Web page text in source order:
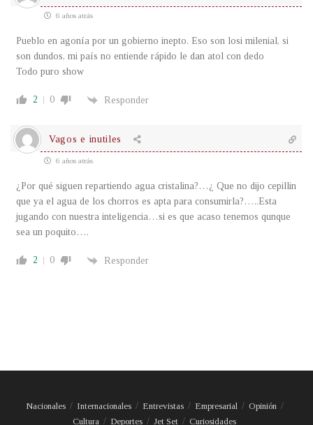
6 años atrás
Pueblo en agonía por un gobierno inepto. Eso son losi milenial, si
son dundos, mi país no entiende rápido le dan atol con dedo
Todo puro show
2 0 Responder
Vagos e inutiles
6 años atrás
¿Por qué siguen repartiendo agua cristalina?…¿ Que no dijo cepillin
que ya el agua de los chorros es apta para consumirla?…..Esta
jugando con nuestra inteligencia…si es que acaso tenemos qunque
sea un poquito….
2 0 Responder
Nacionales Internacionales Entrevistas Empresarial
Opinión
Cultura
Deportes Jet Set Curiosidades